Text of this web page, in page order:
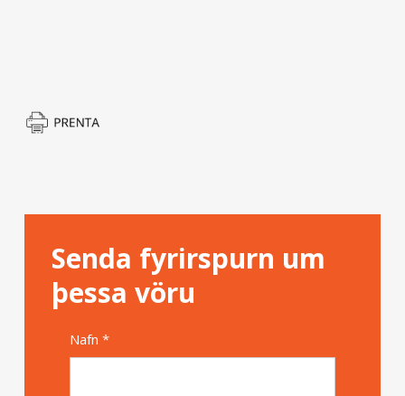
Senda fyrirspurn um
þessa vöru
Nafn *